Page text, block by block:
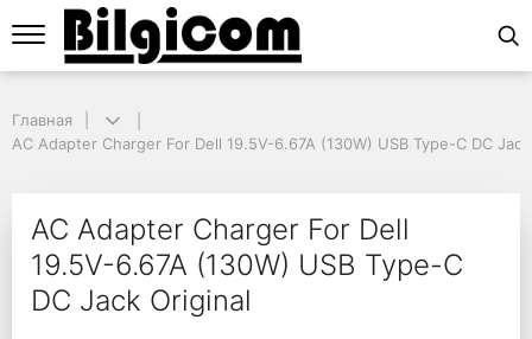
AC Adapter Charger For Dell 19.5V-6.67A (130W) USB Type-C DC Jack
AC Adapter Charger
Главная
AC Adapter Charger For Dell 19.5V-6.67A (130W) USB Type-C DC
AC Adapter Charger For Dell
19.5V-6.67A (130W) USB Type-C
DC Jack Original